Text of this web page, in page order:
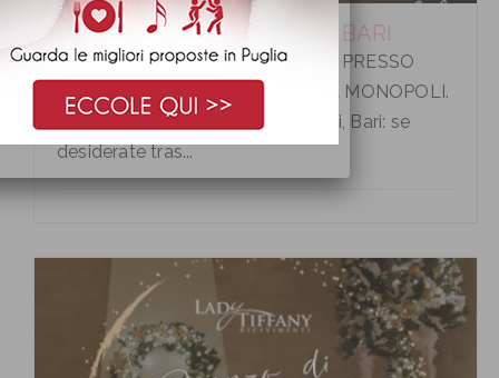
CENA VIGILIA DI NATALE A BARI
CENA VIGILIA DI NATALE A BARI PRESSO
HOTEL LIDO TORRE EGNAZIA A MONOPOLI.
Cena Vigilia di Natale a Monopoli, Bari: se
desiderate tras...